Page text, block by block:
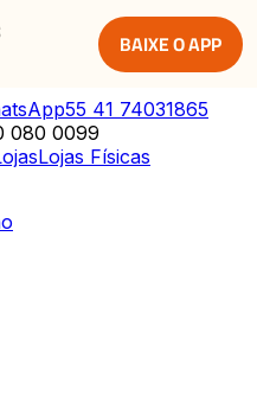
BAIXE O APP
55 41 74031865
080 0099
Lojas Físicas